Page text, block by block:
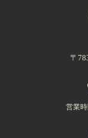
〒
営業